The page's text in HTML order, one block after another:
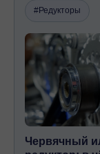
#Редукторы
Червячный